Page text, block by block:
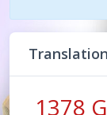
1378